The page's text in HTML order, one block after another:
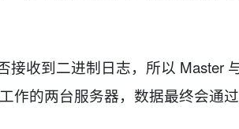
接收到二进制日志，所以 Master
作的两台服务器，数据最终会通